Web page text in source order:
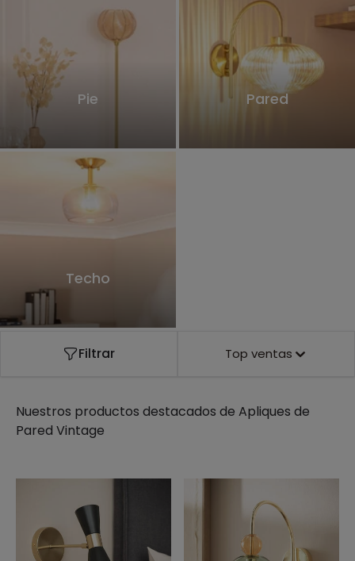
Pie Pared
Techo
Filtrar Top ventas
Nuestros productos destacados de Apliques de
Pared Vintage